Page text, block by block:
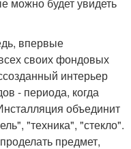
впервые
своих фондовых
интерьер
- периода, когда
объединит
"техника", "стекло".
предмет,